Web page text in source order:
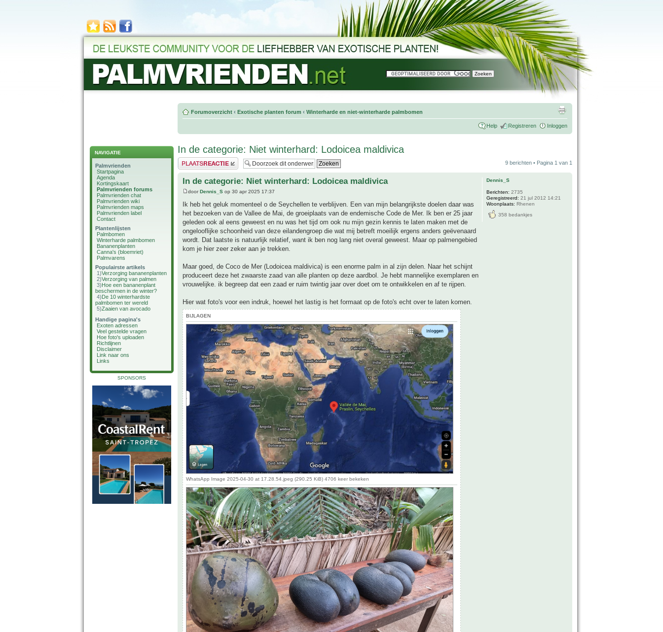
NAVIGATIE
Palmvrienden
Startpagina
Agenda
Kortingskaart
Palmvrienden forums
Palmvrienden chat
Palmvrienden wiki
Palmvrienden maps
Palmvrienden label
Contact
Plantenlijsten
Palmbomen
Winterharde palmbomen
Bananenplanten
Canna's (bloemriet)
Palmvarens
Populairste artikels
1)Verzorging bananenplanten
2)Verzorging van palmen
3)Hoe een bananenplant
beschermen in de winter?
4)De 10 winterhardste
palmbomen ter wereld
5)Zaaien van avocado
Handige pagina's
Exoten adressen
Veel gestelde vragen
Hoe foto's uploaden
Richtlijnen
Disclaimer
Link naar ons
Links
SPONSORS
Forumoverzicht ‹ Exotische planten forum ‹ Winterharde en niet-winterharde palmbomen
Help Registreren Inloggen
In de categorie: Niet winterhard: Lodoicea maldivica
Plaats een reactie 9 berichten • Pagina 1 van 1
In de categorie: Niet winterhard: Lodoicea maldivica
doorDennis_S op 30 apr 2025 17:37
Ik heb het geluk momenteel o de Seychellen te verblijven. Een van mijn belangrijkste doelen daar was
het bezoeken van de Vallee de Mai, de groeiplaats van de endemische Code de Mer. Ik ben er 25 jaar
geleden ook al eens geweest en nu was het tijd om ook nu mijn gezin kennis te laten maken met de
ongelooflijke schoonheid van deze eilandengroep die wat mij betreft moeilijk ergens anders geëvenaard
wordt. Dat laatste is natuurlijk relatief, want ik ben nog lang niet overal geweest. Maar op palmengebied
kom je hier zeer zeker aan je trekken.
Maar goed, de Coco de Mer (Lodoicea maldivica) is een enorme palm in al zijn delen. Naar het schijnt
produceert deze het zwaarste zaad van alle planten op deze aardbol. Je hebt mannelijke exemplaren en
vrouwelijke. ik begreep dat een zaad er ruim twintig jaar over doet om te ontwikkelen en af te rijpen.
Hier wat foto's voor een indruk, hoewel het lastig is het formaat op de foto's echt over te laten komen.
BIJLAGEN
WhatsApp Image 2025-04-30 at 17.28.54.jpeg (290.25 KiB) 4706 keer bekeken
Dennis_S
Berichten: 2735
Geregistreerd: 21 jul 2012 14:21
Woonplaats: Rhenen
358 bedankjes